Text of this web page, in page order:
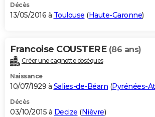
Décès
13/05/2016 à Toulouse (Haute-Garonne)
Francoise COUSTERE (86 ans)
Créer une cagnotte obsèques
Naissance
10/07/1929 à Salies-de-Béarn (Pyrénées-
Décès
03/10/2015 à Decize (Nièvre)